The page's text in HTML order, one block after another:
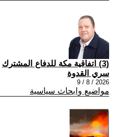
(3) اتفاقية مكة للدفاع المشترك
سري القدوة
2026 / 8 / 9
مواضيع وابحاث سياسية